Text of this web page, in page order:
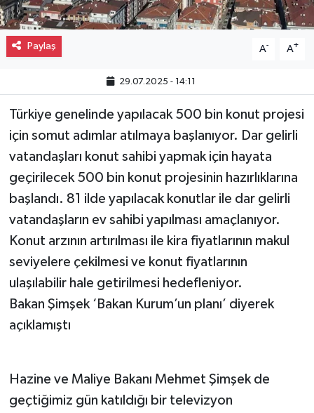
Paylaş A- A+
29.07.2025 - 14:11
Türkiye genelinde yapılacak 500 bin konut projesi
için somut adımlar atılmaya başlanıyor. Dar gelirli
vatandaşları konut sahibi yapmak için hayata
geçirilecek 500 bin konut projesinin hazırlıklarına
başlandı. 81 ilde yapılacak konutlar ile dar gelirli
vatandaşların ev sahibi yapılması amaçlanıyor.
Konut arzının artırılması ile kira fiyatlarının makul
seviyelere çekilmesi ve konut fiyatlarının
ulaşılabilir hale getirilmesi hedefleniyor.
Bakan Şimşek ‘Bakan Kurum’un planı’ diyerek
açıklamıştı
Hazine ve Maliye Bakanı Mehmet Şimşek de
geçtiğimiz gün katıldığı bir televizyon